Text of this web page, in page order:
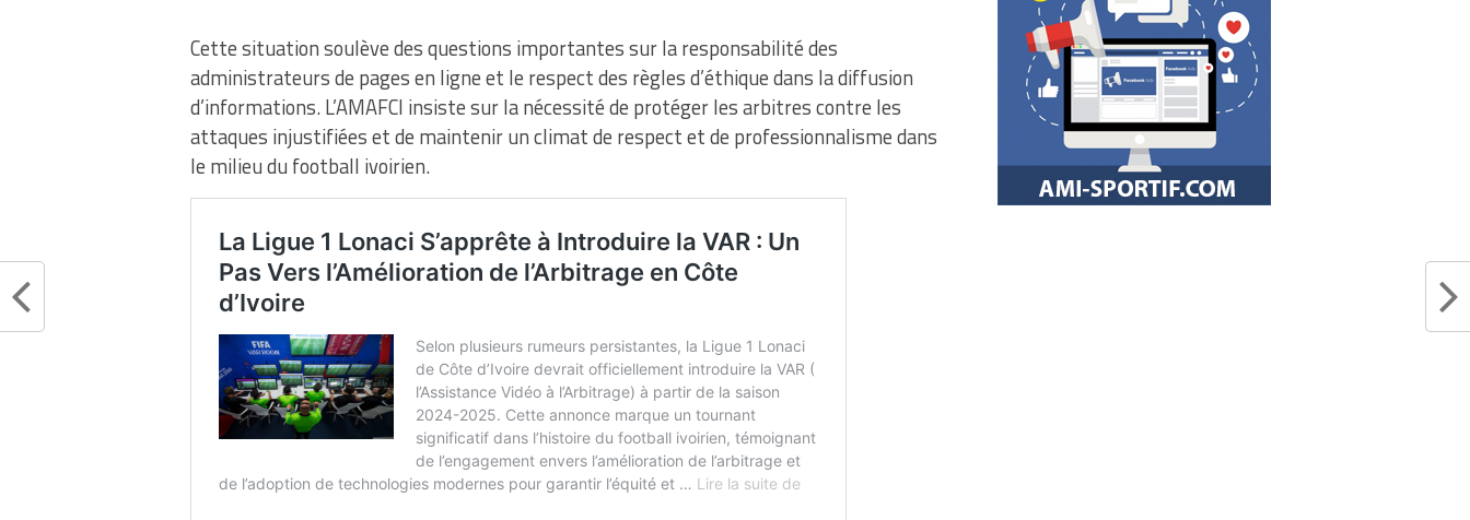
Cette situation soulève des questions importantes sur la responsabilité des
administrateurs de pages en ligne et le respect des règles d’éthique dans la diffusion
d’informations. L’AMAFCI insiste sur la nécessité de protéger les arbitres contre les
attaques injustifiées et de maintenir un climat de respect et de professionnalisme dans
le milieu du football ivoirien.